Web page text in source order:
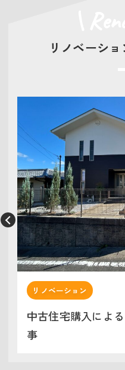
リノベーシ
リノベーション
中古住宅購入によ
事